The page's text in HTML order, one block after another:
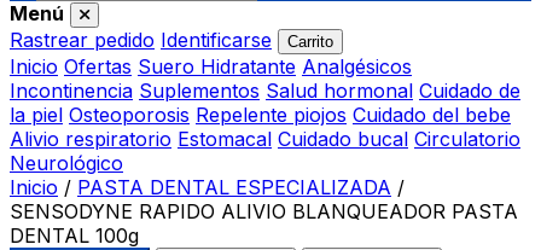
Menú
Rastrear pedido Identificarse Carrito
Inicio Ofertas Suero Hidratante Analgésicos
Incontinencia Suplementos Salud hormonal Cuidado de
la piel Osteoporosis Repelente piojos Cuidado del bebe
Alivio respiratorio Estomacal Cuidado bucal Circulatorio
Neurológico
Inicio / PASTA DENTAL ESPECIALIZADA /
SENSODYNE RAPIDO ALIVIO BLANQUEADOR PASTA
DENTAL 100g